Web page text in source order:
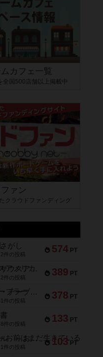
カフェ一覧
全国500店舗以上掲載中
ァン
クラウドファンディング
574 PT
がし
2件の投稿
389 PT
リワイルド：サウスアメリカ
2件の投稿
378 PT
アンダー・ザ・テーブラー
1件の投稿
133 PT
8件の投稿
103 PT
セミファイナル ～お前はまだ生きている～
1件の投稿